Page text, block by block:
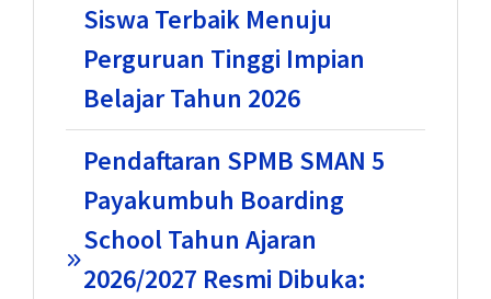
Siswa Terbaik Menuju
Perguruan Tinggi Impian
Belajar Tahun 2026
Pendaftaran SPMB SMAN 5
Payakumbuh Boarding
School Tahun Ajaran
2026/2027 Resmi Dibuka: